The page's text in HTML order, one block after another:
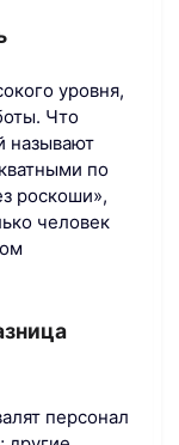
уровня,
Что
называют
по
роскоши»,
человек
персонал